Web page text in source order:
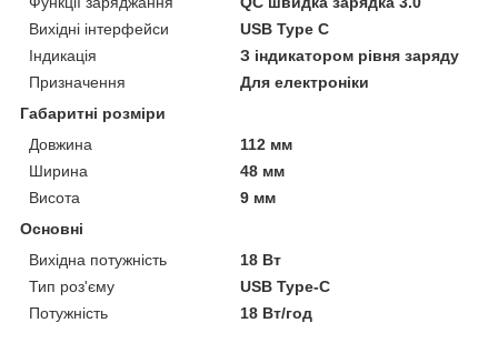
Вихідні інтерфейси
USB Type C
Індикація
З індикатором рівня заряду
Призначення
Для електроніки
Габаритні розміри
Довжина
112 мм
Ширина
48 мм
Висота
9 мм
Основні
Вихідна потужність
18 Вт
Тип роз'єму
USB Type-C
Потужність
18 Вт/год